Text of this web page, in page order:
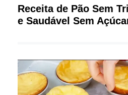
Receita de Pão Sem
e Saudável Sem